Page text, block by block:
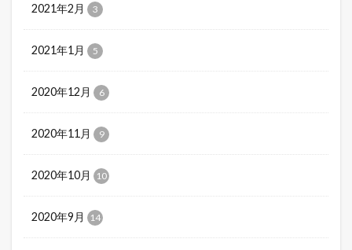
2021年2月 3
2021年1月 5
2020年12月 6
2020年11月 9
2020年10月 10
2020年9月 14